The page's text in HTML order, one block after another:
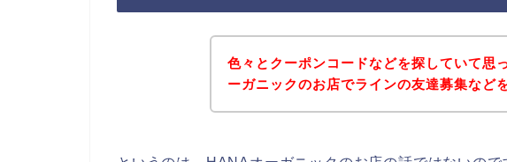
色々とクーポンコードなどを探していて思
ーガニックのお店でラインの友達募集など